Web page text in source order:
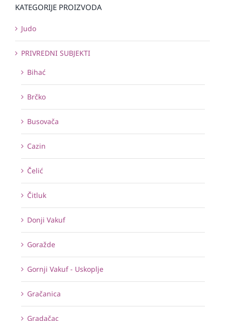
KATEGORIJE PROIZVODA
Judo
PRIVREDNI SUBJEKTI
Bihać
Brčko
Busovača
Cazin
Čelić
Čitluk
Donji Vakuf
Goražde
Gornji Vakuf - Uskoplje
Gračanica
Gradačac